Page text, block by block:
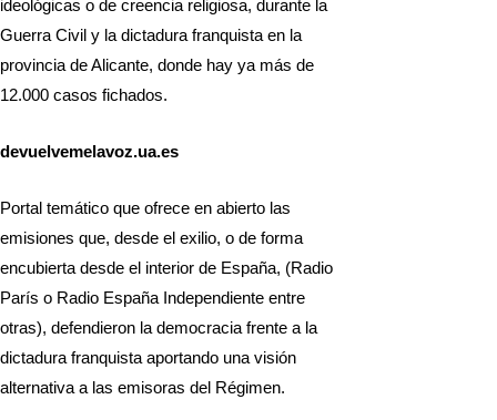
ideológicas o de creencia religiosa, durante la
Guerra Civil y la dictadura franquista en la
provincia de Alicante, donde hay ya más de
12.000 casos fichados.
devuelvemelavoz.ua.es
Portal temático que ofrece en abierto las
emisiones que, desde el exilio, o de forma
encubierta desde el interior de España, (Radio
París o Radio España Independiente entre
otras), defendieron la democracia frente a la
dictadura franquista aportando una visión
alternativa a las emisoras del Régimen.